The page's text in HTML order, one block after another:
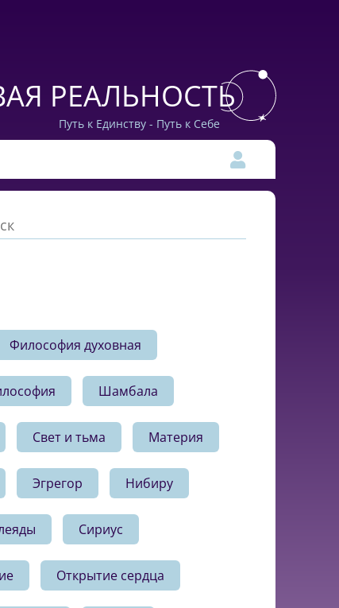
РЕАЛЬНОСТЬ
Путь к Единству - Путь к Себе
Философия духовная
Шамбала
Свет и тьма Материя
Эгрегор Нибиру
Сириус
Открытие сердца